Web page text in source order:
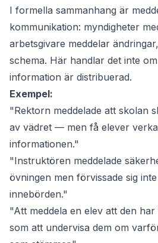
I formella sammanhang är
kommunikation: myndigheter
arbetsgivare meddelar
schema. Här handlar det inte
information är distribuerad.
Exempel:
"Rektorn meddelade att skolan
av vädret — men få elever
informationen."
"Instruktören meddelade
övningen men förvissade sig
innebörden."
"Att meddela en elev att den
som att undervisa dem om